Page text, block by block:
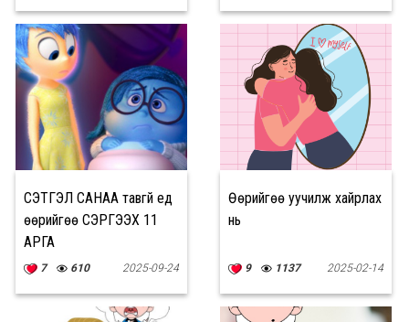
СЭТГЭЛ САНАА тавгүй үед
өөрийгөө СЭРГЭЭХ 11
АРГА
7 610 2025-09-24
Өөрийгөө уучилж хайрлах
нь
9 1137 2025-02-14